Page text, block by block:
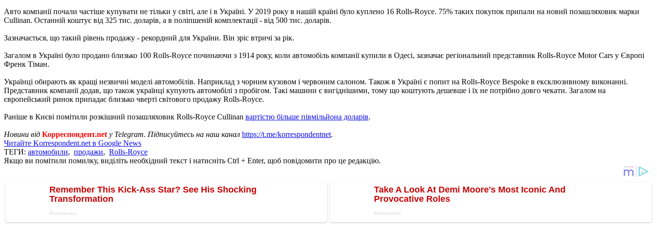
Авто компанії почали частіше купувати не тільки у світі, але і в Україні. У 2019 року в нашій країні було куплено 16 Rolls-Royce. 75% таких покупок припали на новий позашляховик марки
Cullinan. Останній коштує від 325 тис. доларів, а в поліпшеній комплектації - від 500 тис. доларів.
Зазначається, що такий рівень продажу - рекордний для України. Він зріс втричі за рік.
Загалом в Україні було продано близько 100 Rolls-Royce починаючи з 1914 року, коли автомобіль компанії купили в Одесі, зазначає регіональний представник Rolls-Royce Motor Cars у Європі
Френк Тіман.
Українці обирають як кращі незвичні моделі автомобілів. Наприклад з чорним кузовом і червоним салоном. Також в Україні є попит на Rolls-Royce Bespoke в ексклюзивному виконанні.
Представник компанії додав, що також українці купують автомобілі з пробігом. Такі машини є вигіднішими, тому що коштують дешевше і їх не потрібно довго чекати. Загалом на
європейський ринок припадає близько чверті світового продажу Rolls-Royce.
Раніше в Києві помітили розкішний позашляховик Rolls-Royce Сullinan вартістю більше півмільйона доларів.
Новини від Корреспондент.net у Telegram. Підписуйтесь на наш канал https://t.me/korrespondentnet.
Читайте Korrespondent.net в Google News
ТЕГИ: автомобили, продажи, Rolls-Royce
Якщо ви помітили помилку, виділіть необхідний текст і натисніть Ctrl + Enter, щоб повідомити про це редакцію.